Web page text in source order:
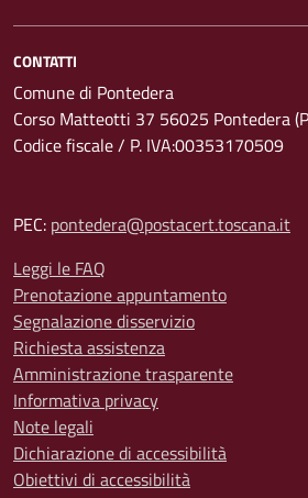
CONTATTI
Comune di Pontedera
Corso Matteotti 37 56025 Pontedera
Codice fiscale / P. IVA:00353170509
PEC: pontedera@postacert.toscana.it
Leggi le FAQ
Prenotazione appuntamento
Segnalazione disservizio
Richiesta assistenza
Amministrazione trasparente
Informativa privacy
Note legali
Dichiarazione di accessibilità
Obiettivi di accessibilità